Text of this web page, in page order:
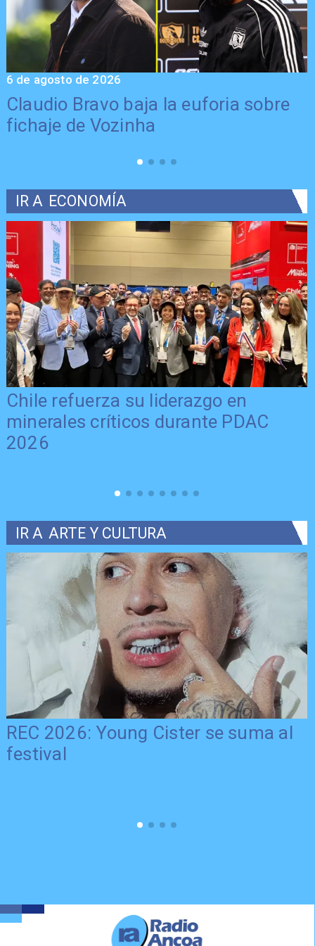
Claudio Bravo baja la euforia sobre
fichaje de Vozinha
6 de agosto de 2026
IR A ECONOMÍA
Chile refuerza su liderazgo en
minerales críticos durante PDAC
2026
IR A ARTE Y CULTURA
REC 2026: Young Cister se suma al
festival